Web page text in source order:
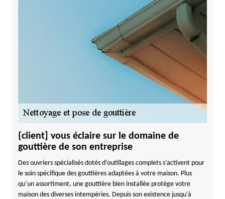
{client] vous éclaire sur le domaine de
gouttière de son entreprise
Des ouvriers spécialisés dotés d’outillages complets s’activent pour
le soin spécifique des gouttières adaptées à votre maison. Plus
qu’un assortiment, une gouttière bien installée protège votre
maison des diverses intempéries. Depuis son existence jusqu'à